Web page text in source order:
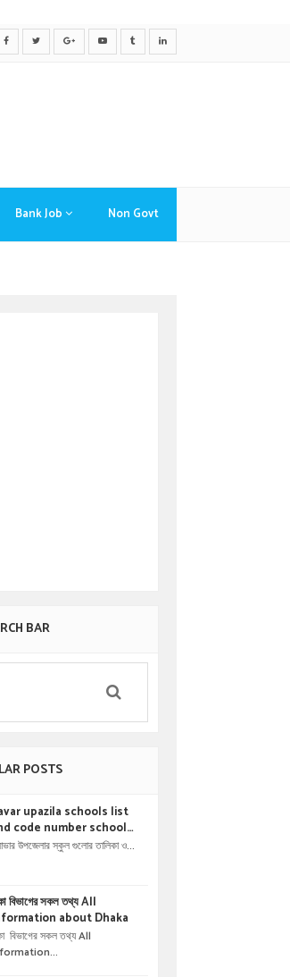
Bank Job Non Govt
BAR
POSTS
upazila schools list
code number school
online application
অনলাইনে আবেদন বিস্তারিত ।
উপজেলার স্কুল গুলোর তালিকা ও...
বিভাগের সকল তথ্য All
about Dhaka
বিভাগের সকল তথ্য All